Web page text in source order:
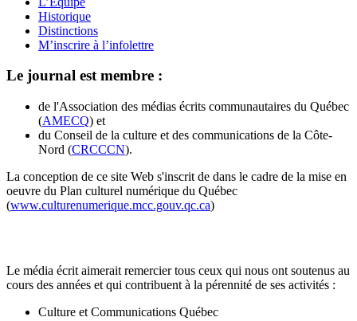
Historique
Distinctions
M’inscrire à l’infolettre
Le journal est membre :
de l'Association des médias écrits communautaires du Québec
(AMECQ) et
du Conseil de la culture et des communications de la Côte-
Nord (CRCCCN).
La conception de ce site Web s'inscrit de dans le cadre de la mise en
oeuvre du Plan culturel numérique du Québec
(www.culturenumerique.mcc.gouv.qc.ca)
Le média écrit aimerait remercier tous ceux qui nous ont soutenus au
cours des années et qui contribuent à la pérennité de ses activités :
Culture et Communications Québec